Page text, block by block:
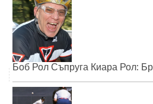
Боб Рол Съпруга Киара Рол: